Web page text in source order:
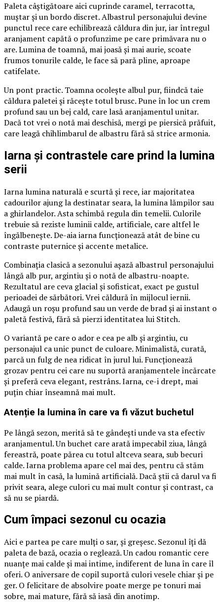
Paleta câștigătoare aici cuprinde caramel, terracotta,
muștar și un bordo discret. Albastrul personajului devine
punctul rece care echilibrează căldura din jur, iar întregul
aranjament capătă o profunzime pe care primăvara nu o
are. Lumina de toamnă, mai joasă și mai aurie, scoate
frumos tonurile calde, le face să pară pline, aproape
catifelate.
Un pont practic. Toamna ocolește albul pur, fiindcă taie
căldura paletei și răcește totul brusc. Pune în loc un crem
profund sau un bej cald, care lasă aranjamentul unitar.
Dacă tot vrei o notă mai deschisă, mergi pe piersică prăfuit,
care leagă chihlimbarul de albastru fără să strice armonia.
Iarna și contrastele care prind la lumina
serii
Iarna lumina naturală e scurtă și rece, iar majoritatea
cadourilor ajung la destinatar seara, la lumina lămpilor sau
a ghirlandelor. Asta schimbă regula din temelii. Culorile
trebuie să reziste luminii calde, artificiale, care altfel le
îngălbenește. De-aia iarna funcționează atât de bine cu
contraste puternice și accente metalice.
Combinația clasică a sezonului așază albastrul personajului
lângă alb pur, argintiu și o notă de albastru-noapte.
Rezultatul are ceva glacial și sofisticat, exact pe gustul
perioadei de sărbători. Vrei căldură în mijlocul iernii.
Adaugă un roșu profund sau un verde de brad și ai instant o
paletă festivă, fără să pierzi identitatea lui Stitch.
O variantă pe care o ador e cea pe alb și argintiu, cu
personajul ca unic punct de culoare. Minimalistă, curată,
parcă un fulg de nea ridicat în jurul lui. Funcționează
grozav pentru cei care nu suportă aranjamentele încărcate
și preferă ceva elegant, restrâns. Iarna, ce-i drept, mai
puțin chiar înseamnă mai mult.
Atenție la lumina în care va fi văzut buchetul
Pe lângă sezon, merită să te gândești unde va sta efectiv
aranjamentul. Un buchet care arată impecabil ziua, lângă
fereastră, poate părea cu totul altceva seara, sub becuri
calde. Iarna problema apare cel mai des, pentru că stăm
mai mult în casă, la lumină artificială. Dacă știi că darul va fi
privit seara, alege culori cu mai mult contur și contrast, ca
să nu se piardă.
Cum împaci sezonul cu ocazia
Aici e partea pe care mulți o sar, și greșesc. Sezonul îți dă
paleta de bază, ocazia o reglează. Un cadou romantic cere
nuanțe mai calde și mai intime, indiferent de luna în care îl
oferi. O aniversare de copil suportă culori vesele chiar și pe
ger. O felicitare de absolvire poate merge pe tonuri mai
sobre, mai mature, fără să iasă din anotimp.